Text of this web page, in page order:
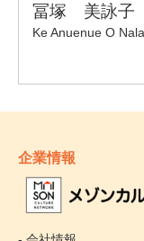
企業情報